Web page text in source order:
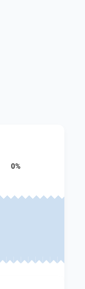
0%